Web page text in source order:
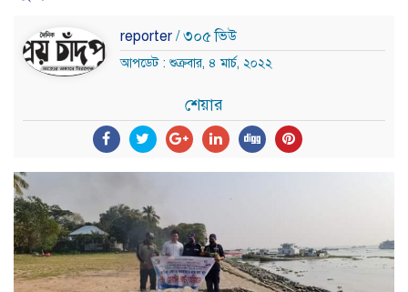
reporter / ৩০৫ ভিউ
আপডেট : শুক্রবার, ৪ মার্চ, ২০২২
শেয়ার